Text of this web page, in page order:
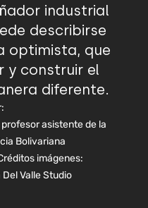
industrial
describirse
optimista, que
y construir el
diferente.
asistente de la
Bolivariana
imágenes:
Valle Studio